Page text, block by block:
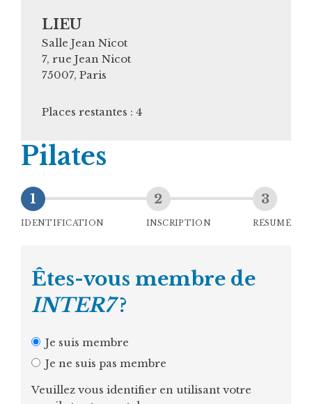
LIEU
Salle Jean Nicot
7, rue Jean Nicot
75007, Paris
Places restantes : 4
Pilates
IDENTIFICATION INSCRIPTION RÉSUMÉ
Êtes-vous membre de
INTER7?
Je suis membre
Je ne suis pas membre
Veuillez vous identifier en utilisant votre